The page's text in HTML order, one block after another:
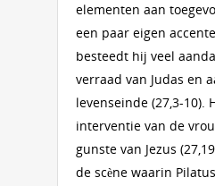
elementen aan
een paar eigen
besteedt hij veel
verraad van Judas en
levenseinde (27,3-10).
interventie van de
gunste van Jezus
de scène waarin